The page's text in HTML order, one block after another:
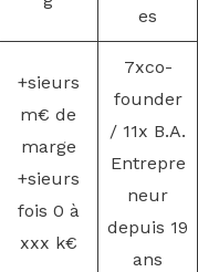
es
+sieurs
m€ de
marge
+sieurs
fois 0 à
xxx k€
7xco-
founder
/ 11x B.A.
Entrepre
neur
depuis 19
ans